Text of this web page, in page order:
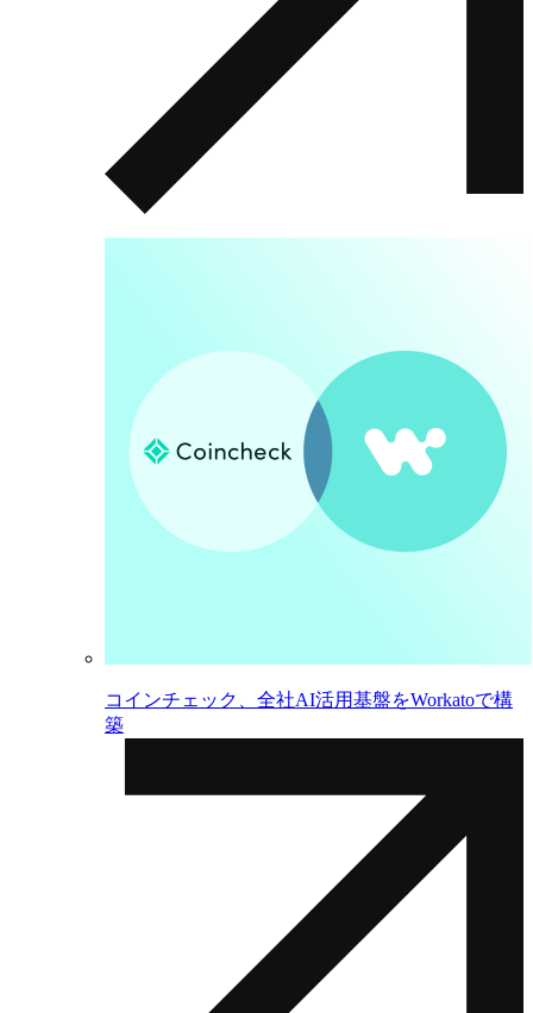
コインチェック、全社AI活用基盤をWorkatoで構
築